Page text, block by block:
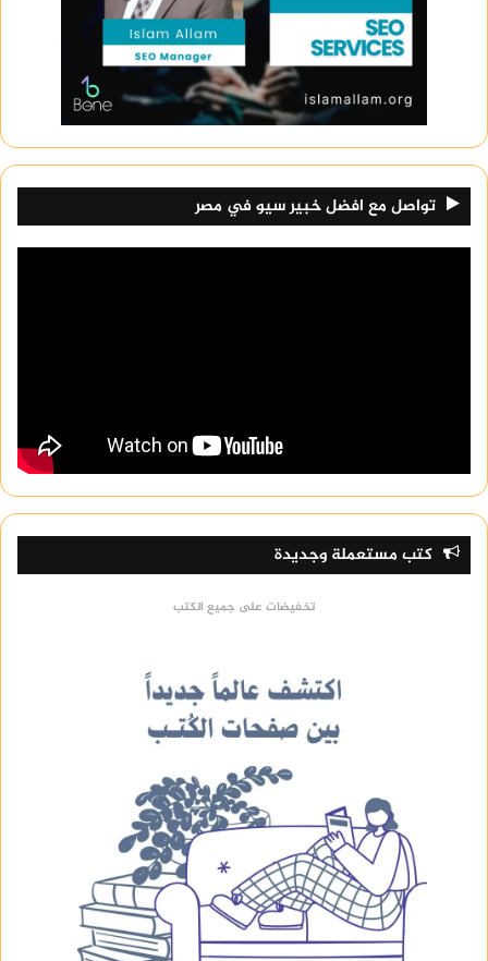
تواصل مع افضل خبير سيو في مصر
كتب مستعملة وجديدة
تخفيضات على جميع الكتب